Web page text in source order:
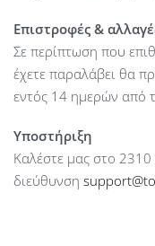
Dimensions : 228 x 228
Weight With Mounting
Networking Interface :
Gbps ICM Ethernet
Power Method :
Supported Voltage
Power Supply : PoE
Επιστροφές &
Σε περίπτωση που
έχετε παραλάβει θα
εντός 14 ημερών από
Υποστήριξη
Καλέστε μας στο
διεύθυνση